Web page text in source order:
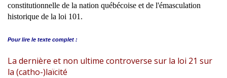
constitutionnelle de la nation québécoise et de l'émasculation
historique de la loi 101.
Pour lire le texte complet :
La dernière et non ultime controverse sur la loi 21 sur
la (catho-)laïcité